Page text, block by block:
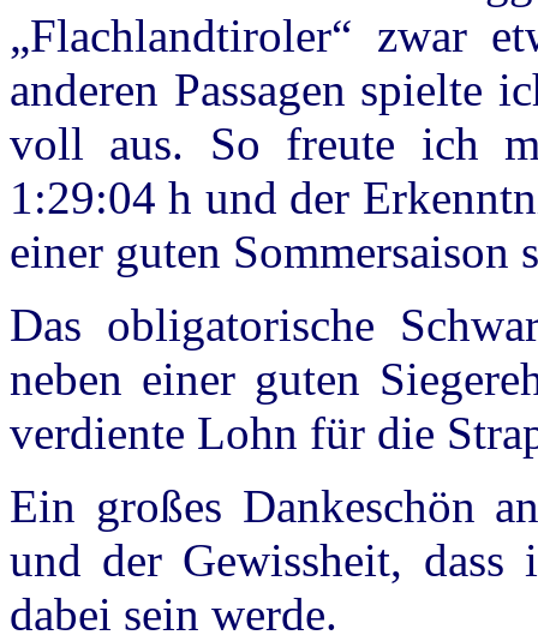
„Flachlandtiroler“ zwar
anderen Passagen spielte
voll aus. So freute ich
1:29:04 h und der
einer guten Sommersaison
Das obligatorische
neben einer guten
verdiente Lohn für die
Ein großes Dankeschön
und der Gewissheit,
dabei sein werde.